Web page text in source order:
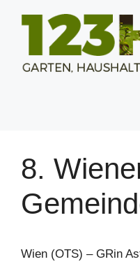
Inhalt
8.
Wien (OTS) – GRin